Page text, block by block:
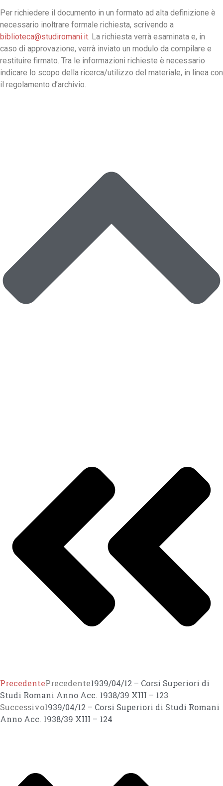
Per richiedere il documento in un formato ad alta definizione è
necessario inoltrare formale richiesta, scrivendo a
biblioteca@studiromani.it. La richiesta verrà esaminata e, in
caso di approvazione, verrà inviato un modulo da compilare e
restituire firmato. Tra le informazioni richieste è necessario
indicare lo scopo della ricerca/utilizzo del materiale, in linea con
il regolamento d’archivio.
PrecedentePrecedente1939/04/12 – Corsi Superiori di
Studi Romani Anno Acc. 1938/39 XIII – 123
Successivo1939/04/12 – Corsi Superiori di Studi Romani
Anno Acc. 1938/39 XIII – 124